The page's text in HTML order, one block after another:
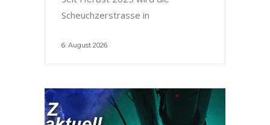
Scheuchzerstrasse in
6. August 2026